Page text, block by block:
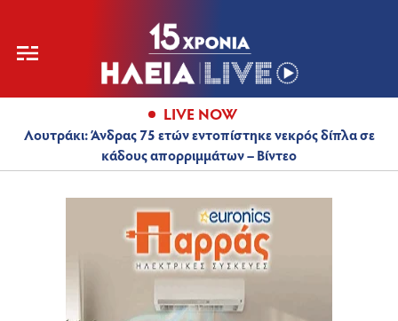
LIVE NOW
Λουτράκι: Άνδρας 75 ετών εντοπίστηκε νεκρός δίπλα σε
κάδους απορριμμάτων – Βίντεο